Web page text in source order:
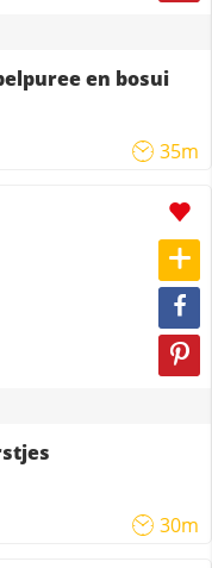
en bosui
35m
30m